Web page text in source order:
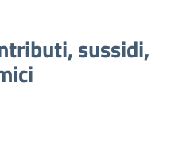
sussidi,